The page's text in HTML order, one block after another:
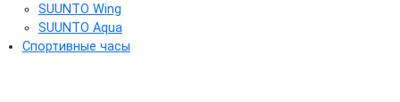
SUUNTO Wing
SUUNTO Aqua
Спортивные часы